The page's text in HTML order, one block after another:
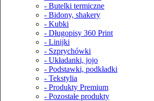
- Butelki termiczne
- Bidony, shakery
- Kubki
- Długopisy 360 Print
- Linijki
- Szprychówki
- Układanki, jojo
- Podstawki, podkładki
- Tekstylia
- Produkty Premium
- Pozostałe produkty